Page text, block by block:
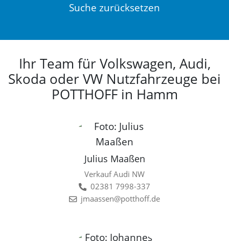
Suche zurücksetzen
Ihr Team für Volkswagen, Audi,
Skoda oder VW Nutzfahrzeuge bei
POTTHOFF in Hamm
Julius Maaßen
Verkauf Audi NW
02381 7998-337
jmaassen@potthoff.de